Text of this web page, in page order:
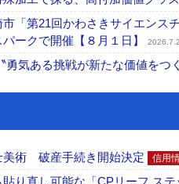
「第21回かわさきサイエンス
ークで開催【８月１日】
気ある挑戦が新たな価値をつ
美術 破産手続き開始決定 信用
り直し可能な「CPリーフ ス